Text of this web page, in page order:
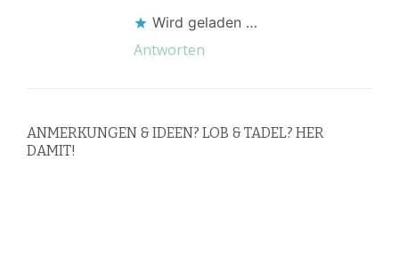
Wird geladen …
Antworten
ANMERKUNGEN & IDEEN? LOB & TADEL? HER
DAMIT!